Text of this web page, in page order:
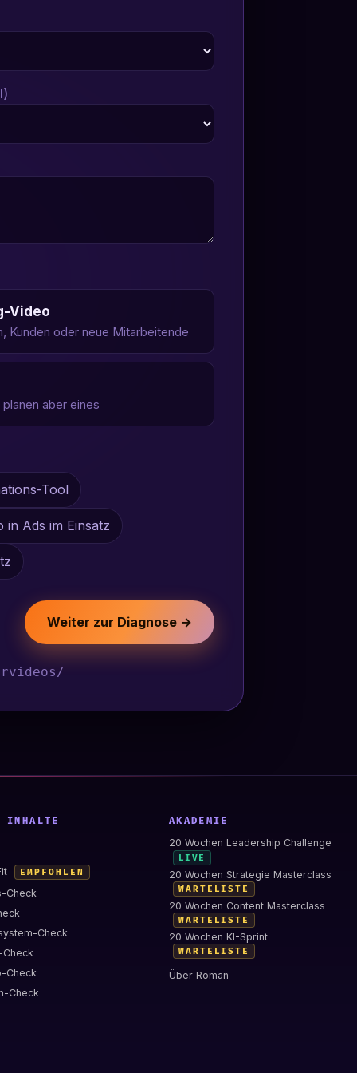
Video
Kunden oder neue Mitarbeitende
aber eines
Tool
in Ads im Einsatz
Weiter zur Diagnose →
INHALTE
EMPFOHLEN
Check
Check
Check
Check
Check
AKADEMIE
20 Wochen Leadership Challenge
LIVE
20 Wochen Strategie Masterclass
WARTELISTE
20 Wochen Content Masterclass
WARTELISTE
20 Wochen KI-Sprint
WARTELISTE
Über Roman